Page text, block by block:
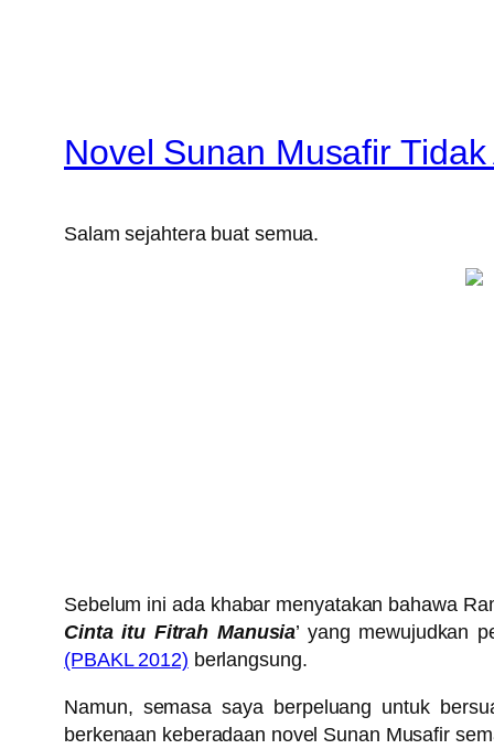
Novel Sunan Musafir
Salam sejahtera buat semua.
Sebelum ini ada khabar menyatakan bahawa
Cinta itu Fitrah Manusia’ yang mewujudkan
(PBAKL 2012) berlangsung.
Namun, semasa saya berpeluang untuk
berkenaan keberadaan novel Sunan Musafir